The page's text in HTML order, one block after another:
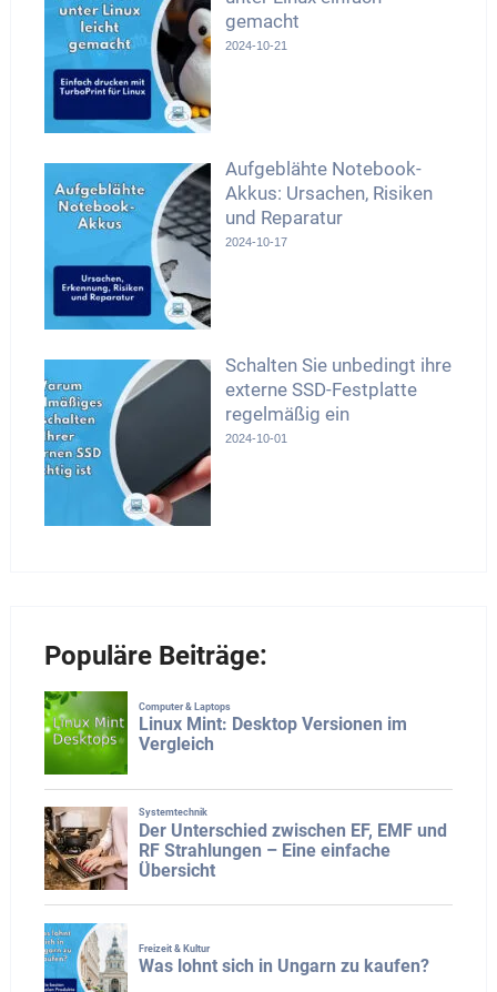
gemacht
2024-10-21
Aufgeblähte Notebook-
Akkus: Ursachen, Risiken
und Reparatur
2024-10-17
Schalten Sie unbedingt ihre
externe SSD-Festplatte
regelmäßig ein
2024-10-01
Populäre Beiträge: